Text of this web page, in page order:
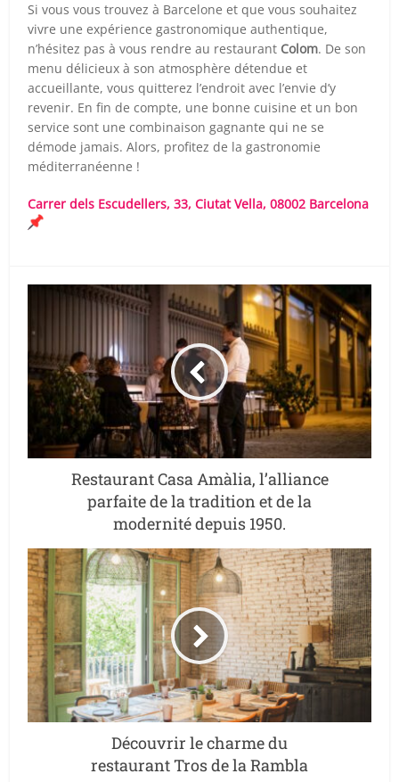
Si vous vous trouvez à Barcelone et que vous souhaitez
vivre une expérience gastronomique authentique,
n’hésitez pas à vous rendre au restaurant Colom. De son
menu délicieux à son atmosphère détendue et
accueillante, vous quitterez l’endroit avec l’envie d’y
revenir. En fin de compte, une bonne cuisine et un bon
service sont une combinaison gagnante qui ne se
démode jamais. Alors, profitez de la gastronomie
méditerranéenne !
Carrer dels Escudellers, 33, Ciutat Vella, 08002 Barcelona
Restaurant Casa Amàlia, l’alliance
parfaite de la tradition et de la
modernité depuis 1950.
Découvrir le charme du
restaurant Tros de la Rambla